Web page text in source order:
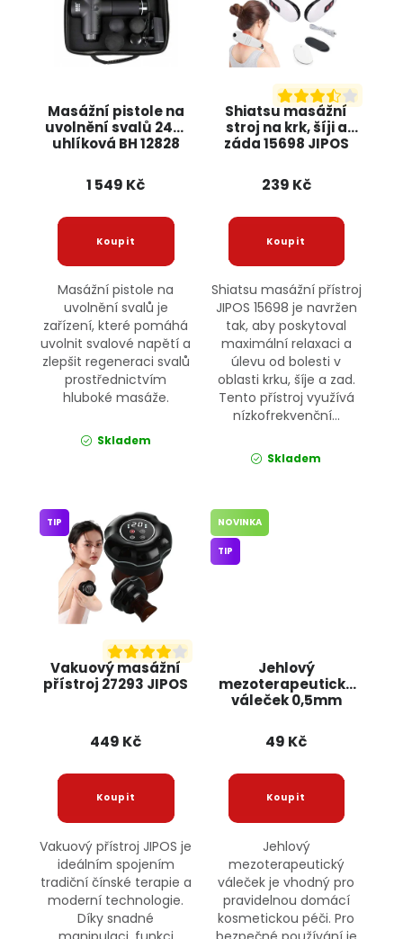
Masážní pistole na
uvolnění svalů 24V,
uhlíková BH 12828
1 549 Kč
Masážní pistole na
uvolnění svalů je
zařízení, které pomáhá
uvolnit svalové napětí a
zlepšit regeneraci svalů
prostřednictvím
hluboké masáže.
Skladem
Shiatsu masážní
stroj na krk, šíji a
záda 15698 JIPOS
239 Kč
Shiatsu masážní přístroj
JIPOS 15698 je navržen
tak, aby poskytoval
maximální relaxaci a
úlevu od bolesti v
oblasti krku, šíje a zad.
Tento přístroj využívá
nízkofrekvenční...
Skladem
Vakuový masážní
přístroj 27293 JIPOS
TIP
449 Kč
Vakuový přístroj JIPOS je
ideálním spojením
tradiční čínské terapie a
moderní technologie.
Díky snadné
Jehlový
mezoterapeutický
váleček 0,5mm
NOVINKA
TIP
49 Kč
Jehlový
mezoterapeutický
váleček je vhodný pro
pravidelnou domácí
kosmetickou péči. Pro